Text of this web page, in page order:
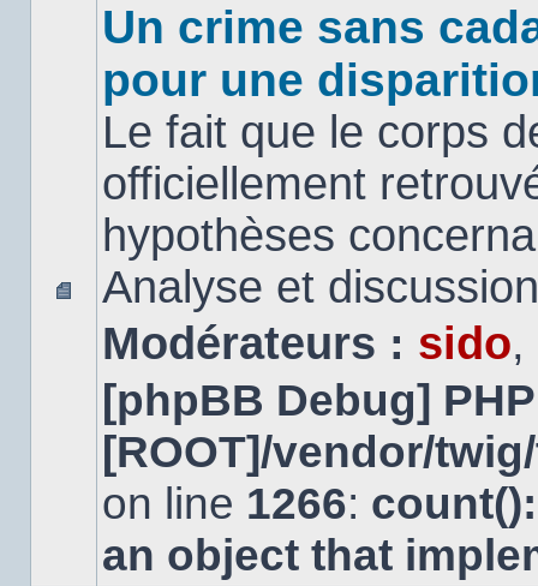
message
non
lu
Un crime sans
pour une
Le fait que le corps
officiellement
hypothèses
Analyse et
Modérateurs : sido,
[phpBB Debug]
[ROOT]/vendor/
on line 1266:
an object that